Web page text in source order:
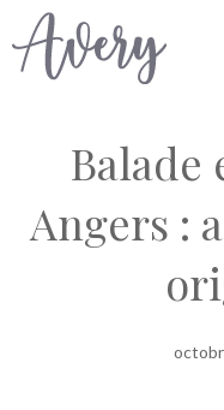
Aller
au
Balade
Angers :